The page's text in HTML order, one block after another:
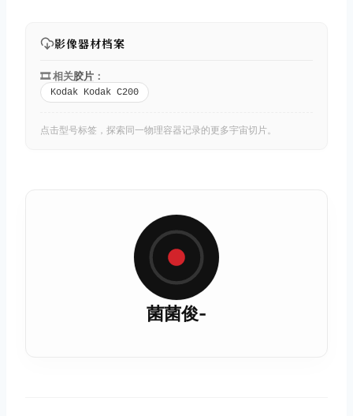
影像器材档案
🎞️ 相关胶片 ：
Kodak Kodak C200
点击型号标签，探索同一物理容器记录的更多宇宙切片。
菌菌俊-